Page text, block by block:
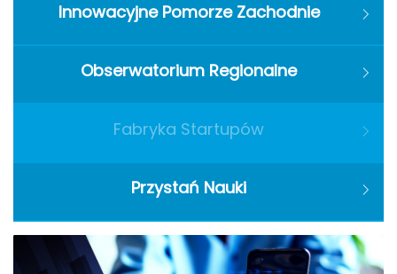
Innowacyjne Pomorze Zachodnie
Obserwatorium Regionalne
Fabryka Startupów
Przystań Nauki